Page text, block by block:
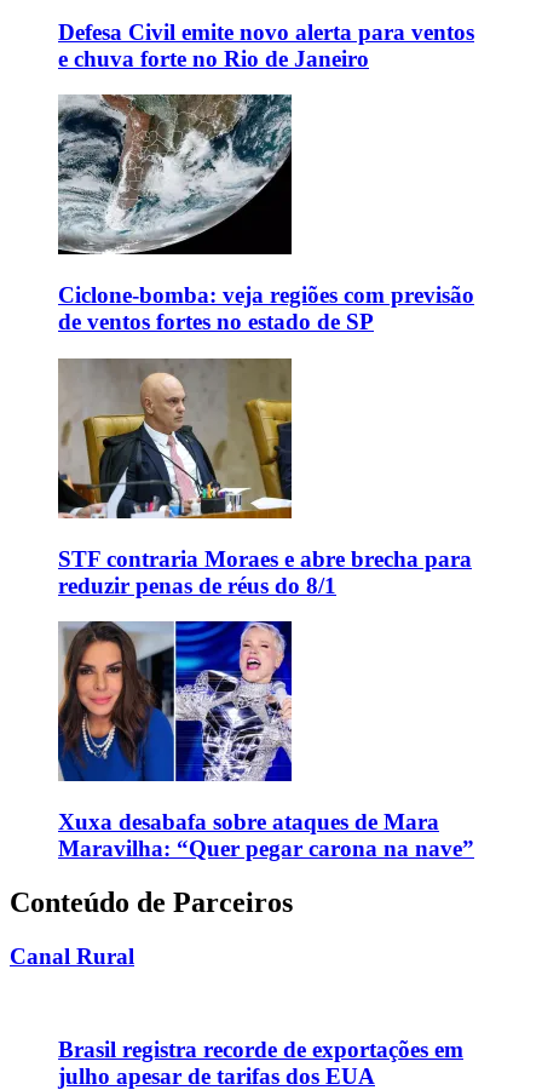
Defesa Civil emite novo alerta para ventos
e chuva forte no Rio de Janeiro
Ciclone-bomba: veja regiões com previsão
de ventos fortes no estado de SP
STF contraria Moraes e abre brecha para
reduzir penas de réus do 8/1
Xuxa desabafa sobre ataques de Mara
Maravilha: “Quer pegar carona na nave”
Conteúdo de Parceiros
Canal Rural
Brasil registra recorde de exportações em
julho apesar de tarifas dos EUA